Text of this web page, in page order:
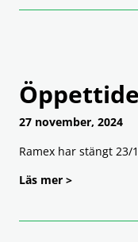
27 november, 2024
Ramex har stängt
Läs mer >